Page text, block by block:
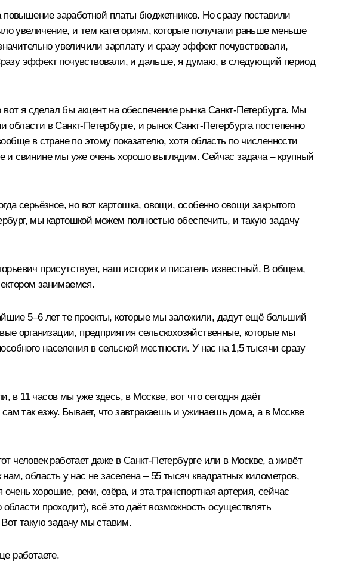
заработной платы бюджетников. Но сразу поставили
увеличение, и тем категориям, которые получали раньше меньше
увеличили зарплату и сразу эффект почувствовали,
эффект почувствовали, и дальше, я думаю, в следующий период
я сделал бы акцент на обеспечение рынка Санкт-Петербурга. Мы
в Санкт-Петербурге, и рынок Санкт-Петербурга постепенно
в стране по этому показателю, хотя область по численности
и свинине мы уже очень хорошо выглядим. Сейчас задача – крупный
серьёзное, но вот картошка, овощи, особенно овощи закрытого
мы картошкой можем полностью обеспечить, и такую задачу
присутствует, наш историк и писатель известный. В общем,
занимаемся.
5–6 лет те проекты, которые мы заложили, дадут ещё больший
организации, предприятия сельскохозяйственные, которые мы
населения в сельской местности. У нас на 1,5 тысячи сразу
в 11 часов мы уже здесь, в Москве, вот что сегодня даёт
так езжу. Бывает, что завтракаешь и ужинаешь дома, а в Москве
человек работает даже в Санкт-Петербурге или в Москве, а живёт
область у нас не заселена – 55 тысяч квадратных километров,
хорошие, реки, озёра, и эта транспортная артерия, сейчас
проходит), всё это даёт возможность осуществлять
Вот такую задачу мы ставим.
работаете.